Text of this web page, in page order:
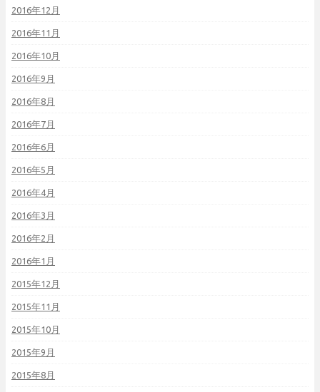
2016年12月
2016年11月
2016年10月
2016年9月
2016年8月
2016年7月
2016年6月
2016年5月
2016年4月
2016年3月
2016年2月
2016年1月
2015年12月
2015年11月
2015年10月
2015年9月
2015年8月